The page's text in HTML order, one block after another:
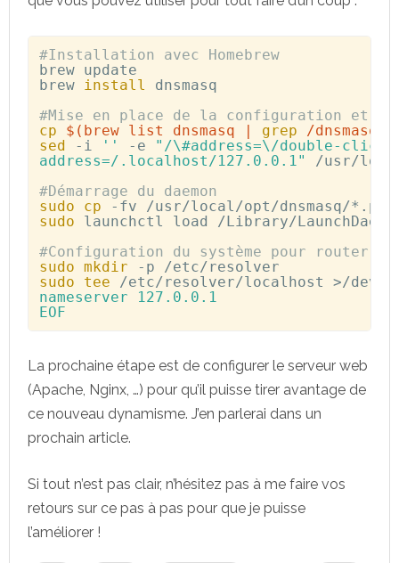
#Installation avec Homebrew
brew update
brew
install
dnsmasq
#Mise en place de la configuration et
cp
$( brew list dnsmasq | grep /
sed -i '' -e
"/\#address=\/double-
address=/.localhost/127.0.0.1"
/usr/
#Démarrage du daemon
sudo
cp
sudo launchctl load /Library/
#Configuration du système pour router
sudo mkdir
sudo
tee /etc/resolver/localhost >/dev/
nameserver 127.0.0.1
EOF
La prochaine étape est de configurer le serveur web
(Apache, Nginx, …) pour qu’il puisse tirer avantage de
ce nouveau dynamisme. J’en parlerai dans un
prochain article.
Si tout n’est pas clair, n’hésitez pas à me faire vos
retours sur ce pas à pas pour que je puisse
l’améliorer !